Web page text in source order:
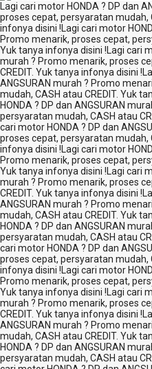
Lagi cari motor HONDA ? DP dan
proses cepat, persyaratan mudah,
infonya disini ! Lagi cari motor
Promo menarik, proses cepat,
Yuk tanya infonya disini ! Lagi cari
murah ? Promo menarik, proses
CREDIT. Yuk tanya infonya disini !
ANGSURAN murah ? Promo
mudah, CASH atau CREDIT. Yuk
HONDA ? DP dan ANGSURAN
persyaratan mudah, CASH atau
cari motor HONDA ? DP dan
proses cepat, persyaratan mudah,
infonya disini ! Lagi cari motor
Promo menarik, proses cepat,
Yuk tanya infonya disini ! Lagi cari
murah ? Promo menarik, proses
CREDIT. Yuk tanya infonya disini !
ANGSURAN murah ? Promo
mudah, CASH atau CREDIT. Yuk
HONDA ? DP dan ANGSURAN
persyaratan mudah, CASH atau
cari motor HONDA ? DP dan
proses cepat, persyaratan mudah,
infonya disini ! Lagi cari motor
Promo menarik, proses cepat,
Yuk tanya infonya disini ! Lagi cari
murah ? Promo menarik, proses
CREDIT. Yuk tanya infonya disini !
ANGSURAN murah ? Promo
mudah, CASH atau CREDIT. Yuk
HONDA ? DP dan ANGSURAN
persyaratan mudah, CASH atau